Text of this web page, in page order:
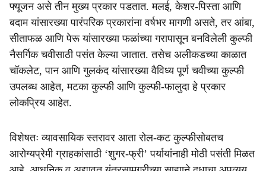
फ्यूजन असे तीन मुख्य प्रकार पडतात. मलई, केशर-पिस्ता आणि
बदाम यांसारख्या पारंपरिक प्रकारांना वर्षभर मागणी असते, तर आंबा,
सीताफळ आणि पेरू यांसारख्या फळांच्या गरापासून बनविलेली कुल्फी
नैसर्गिक चवीसाठी पसंत केल्या जातात. तसेच अलीकडच्या काळात
चॉकलेट, पान आणि गुलकंद यांसारख्या वैविध्य पूर्ण चवीच्या कुल्फी
उपलब्ध आहेत, मटका कुल्फी आणि कुल्फी-फालुदा हे प्रकार
लोकप्रिय आहेत.
विशेषतः व्यावसायिक स्तरावर आता रोल-कट कुल्फीसोबतच
आरोग्यप्रेमी ग्राहकांसाठी ‘शुगर-फ्री’ पर्यायांनाही मोठी पसंती मिळत